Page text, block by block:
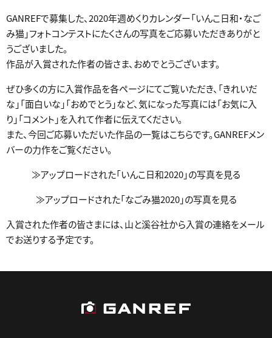
GANREFで募集した、2020年週めくりカレンダー「いんこ日和・なご
み猫」フォトコンテストにたくさんの写真をご応募いただきありがと
うございました。
作品が入賞された作者の皆さま、おめでとうございます。
ぜひ多くの方に入賞作品を各ページにてご覧いただき、「きれいだ
な」「面白いな」「おめでとう」など、気になった写真には「お気に入
り」「コメント」を入れて作者に伝えてください。
また、今回ご応募いただいた作品の一覧はこちらです。GANREFメン
バーの力作をご覧ください。
≫アップロードされた「いんこ日和2020」の写真を見る
≫アップロードされた「なごみ猫2020」の写真を見る
入賞された作者の皆さまには、山と溪谷社から入賞の連絡をメール
でお送りする予定です。